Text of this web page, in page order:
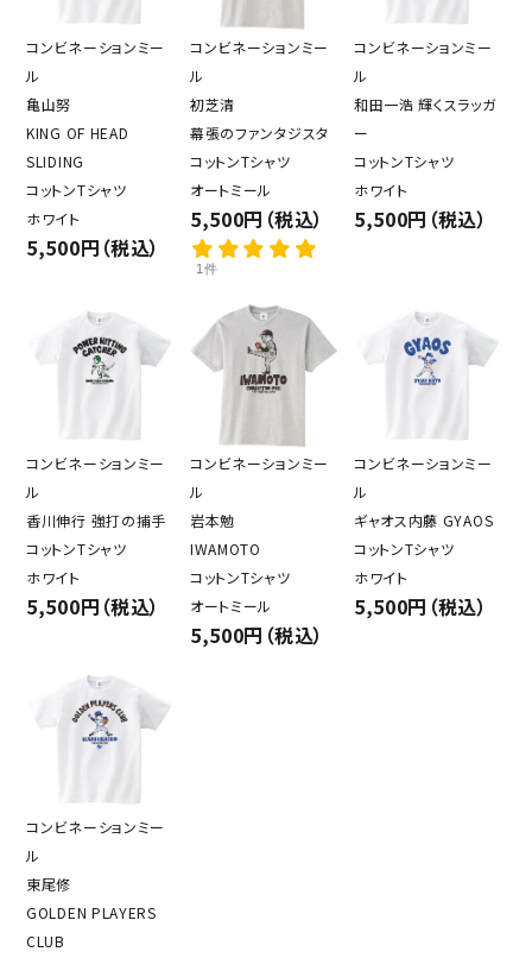
コンビネーションミー
ル
亀山努
KING OF HEAD
SLIDING
コットンTシャツ
ホワイト
5,500円（税込）
コンビネーションミー
ル
初芝清
幕張のファンタジスタ
コットンTシャツ
オートミール
5,500円（税込）
1件
コンビネーションミー
ル
和田一浩 輝くスラッガ
ー
コットンTシャツ
ホワイト
5,500円（税込）
コンビネーションミー
ル
香川伸行 強打の捕手
コットンTシャツ
ホワイト
5,500円（税込）
コンビネーションミー
ル
岩本勉
IWAMOTO
コットンTシャツ
オートミール
5,500円（税込）
コンビネーションミー
ル
ギャオス内藤 GYAOS
コットンTシャツ
ホワイト
5,500円（税込）
コンビネーションミー
ル
東尾修
GOLDEN PLAYERS
CLUB